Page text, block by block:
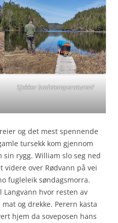
Sjekker badetemperaturen?
og det mest spennende
tursekk kom gjennom
sin rygg. William slo seg ned
videre over Rødvann på vei
fugleleik søndagsmorra.
hvor resten av
og drekke. Perern kasta
hjem da soveposen hans